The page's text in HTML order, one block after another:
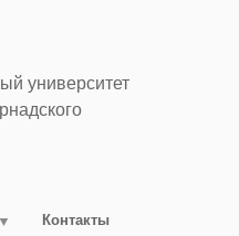
университет
Контакты